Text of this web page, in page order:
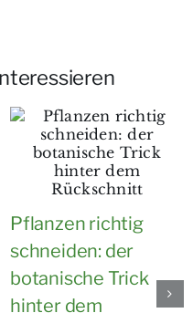
Pflanzen richtig
schneiden: der
botanische Trick
hinter dem